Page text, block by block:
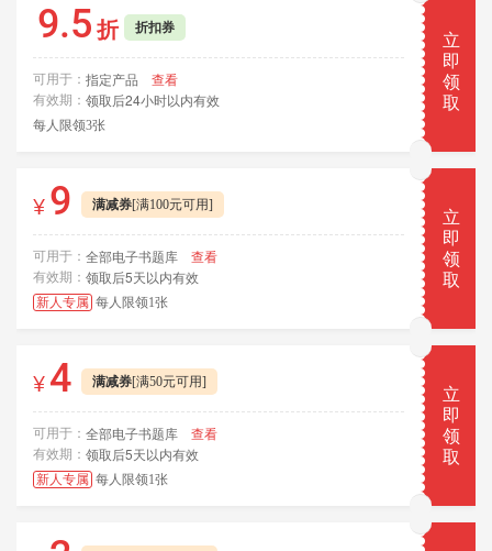
9.5 折 折扣券
可用于： 指定产品 查看
有效期： 领取后24小时以内有效
每人限领3张
立
即
领
取
¥9 满减券[满100元可用]
可用于： 全部电子书题库 查看
有效期： 领取后5天以内有效
新人专属 每人限领1张
立
即
领
取
¥4 满减券[满50元可用]
可用于： 全部电子书题库 查看
有效期： 领取后5天以内有效
新人专属 每人限领1张
立
即
领
取